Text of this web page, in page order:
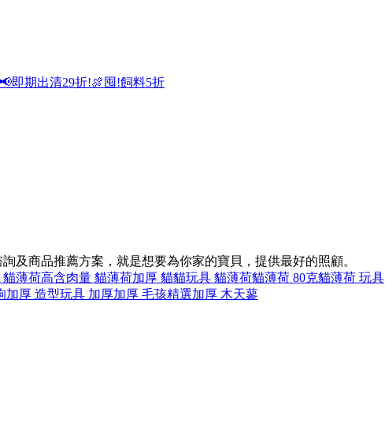
📢即期出清29折!🍖囤!飼料5折
及商品推薦方案，就是想要為你家的寶貝，提供最好的照顧。
貓薄荷高含肉量 貓薄荷加厚 貓貓玩具 貓薄荷貓薄荷 80克貓薄荷 玩具
加厚 造型玩具 加厚加厚 毛孩精選加厚 木天蓼